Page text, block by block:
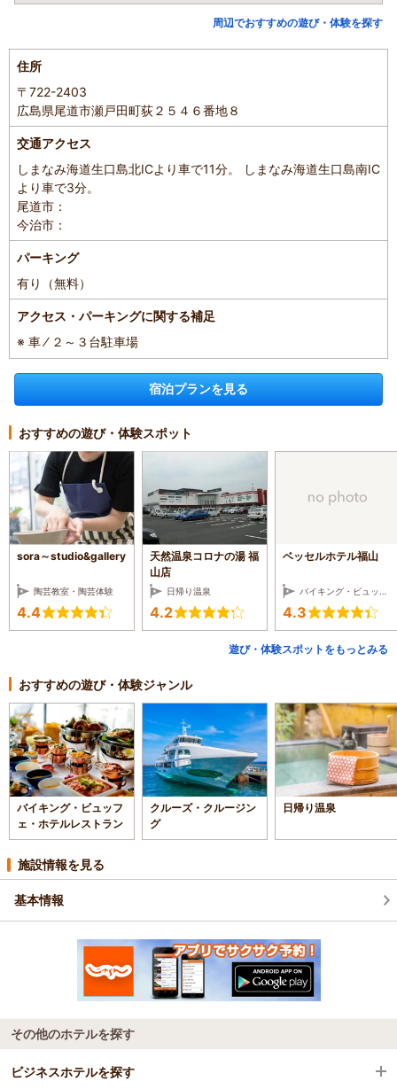
周辺でおすすめの遊び・体験を探す
住所
〒722-2403
広島県尾道市瀬戸田町荻２５４６番地８
交通アクセス
しまなみ海道生口島北ICより車で11分。 しまなみ海道生口島南IC
より車で3分。
尾道市：
今治市：
パーキング
有り（無料）
アクセス・パーキングに関する補足
※ 車 ⁄ ２～３台駐車場
宿泊プランを見る
おすすめの遊び・体験スポット
sora～studio&gallery
陶芸教室・陶芸体験
4.4
天然温泉コロナの湯 福
山店
日帰り温泉
4.2
ベッセルホテル福山
4.3
遊び・体験スポットをもっとみる
おすすめの遊び・体験ジャンル
バイキング・ビュッフ
ェ・ホテルレストラン
クルーズ・クルージン
グ
日帰り温泉
施設情報を見る
基本情報
その他のホテルを探す
ビジネスホテルを探す